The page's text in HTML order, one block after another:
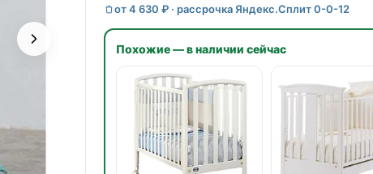
от 4 630 ₽ · рассрочка Яндекс.Сплит 0-0-12
Похожие — в наличии сейчас